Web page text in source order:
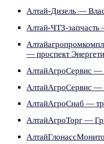
Алтай-Дизель —
Алтай-ЧТЗ-запчасть
— проспект
АлтайАгроСервис —
АлтайАгроСервис —
АлтайАгроСнаб —
АлтайАгроТорг —